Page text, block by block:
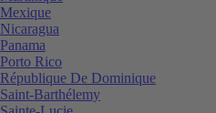
Mexique
Nicaragua
Panama
Porto Rico
République De Dominique
Saint-Barthélemy